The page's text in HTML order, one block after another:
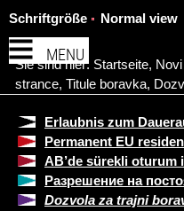
MENU
Schriftgröße Normal view
Sie sind hier: Startseite,
strance, Titule boravka,
Erlaubnis zum
Permanent EU
AB’de sürekli oturum
Разрешение на
Dozvola za trajni